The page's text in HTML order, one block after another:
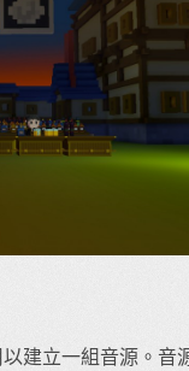
建立一組音源。音